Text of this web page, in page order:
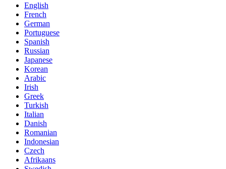
English
French
German
Portuguese
Spanish
Russian
Japanese
Korean
Arabic
Irish
Greek
Turkish
Italian
Danish
Romanian
Indonesian
Czech
Afrikaans